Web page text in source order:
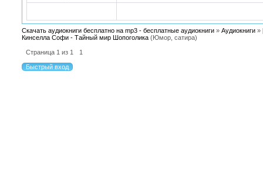
Скачать аудиокниги бесплатно на mp3 - бесплатные аудиокниги » Аудиокниги »
Кинселла Cофи - Тайный мир Шопоголика (Юмор, сатира)
Страница 1 из 1 1